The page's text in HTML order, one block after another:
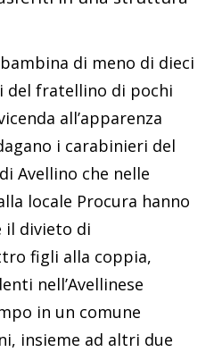
di meno di dieci
fratellino di pochi
all’apparenza
i carabinieri del
Avellino che nelle
locale Procura hanno
divieto di
figli alla coppia,
nell’Avellinese
in un comune
insieme ad altri due